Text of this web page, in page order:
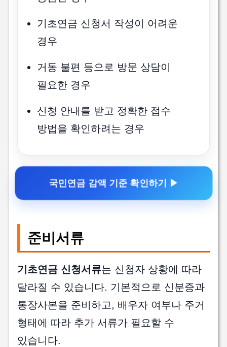
기초연금 신청서 작성이 어려운
경우
거동 불편 등으로 방문 상담이
필요한 경우
신청 안내를 받고 정확한 접수
방법을 확인하려는 경우
국민연금 감액 기준 확인하기 ▶
준비서류
기초연금 신청서류는 신청자 상황에 따라
달라질 수 있습니다. 기본적으로 신분증과
통장사본을 준비하고, 배우자 여부나 주거
형태에 따라 추가 서류가 필요할 수
있습니다.